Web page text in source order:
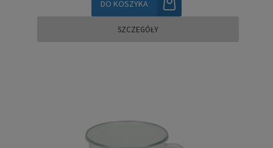
DO KOSZYKA
SZCZEGÓŁY